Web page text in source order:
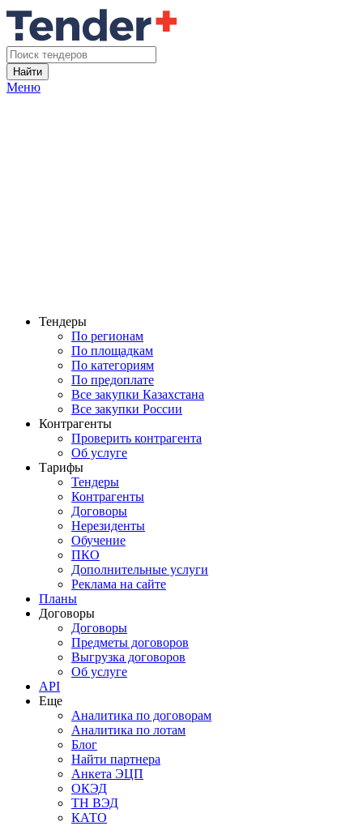
Найти
Меню
Тендеры
По регионам
По площадкам
По категориям
По предоплате
Все закупки Казахстана
Все закупки России
Контрагенты
Проверить контрагента
Об услуге
Тарифы
Тендеры
Контрагенты
Договоры
Нерезиденты
Обучение
ПКО
Дополнительные услуги
Реклама на сайте
Планы
Договоры
Договоры
Предметы договоров
Выгрузка договоров
Об услуге
API
Еще
Аналитика по договорам
Аналитика по лотам
Блог
Найти партнера
Анкета ЭЦП
ОКЭД
ТН ВЭД
КАТО